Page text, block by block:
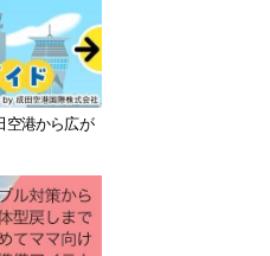
空港から広が